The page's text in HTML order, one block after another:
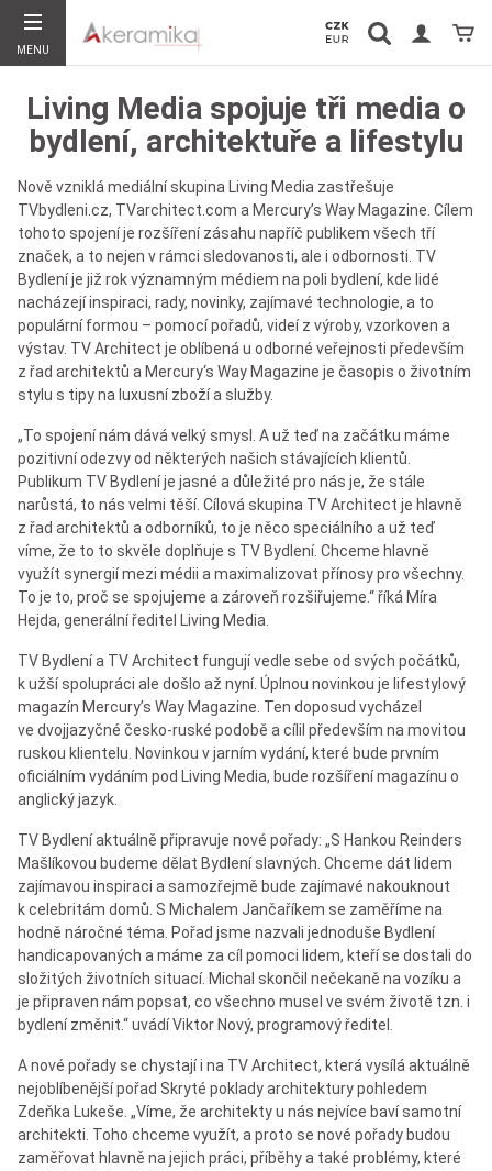
MENU
Vyhledávání Košík
Living Media spojuje tři media o
bydlení, architektuře a lifestylu
Nově vzniklá mediální skupina Living Media zastřešuje
TVbydleni.cz, TVarchitect.com a Mercury’s Way Magazine. Cílem
tohoto spojení je rozšíření zásahu napříč publikem všech tří
značek, a to nejen v rámci sledovanosti, ale i odbornosti. TV
Bydlení je již rok významným médiem na poli bydlení, kde lidé
nacházejí inspiraci, rady, novinky, zajímavé technologie, a to
populární formou – pomocí pořadů, videí z výroby, vzorkoven a
výstav. TV Architect je oblíbená u odborné veřejnosti především
z řad architektů a Mercury‘s Way Magazine je časopis o životním
stylu s tipy na luxusní zboží a služby.
„To spojení nám dává velký smysl. A už teď na začátku máme
pozitivní odezvy od některých našich stávajících klientů.
Publikum TV Bydlení je jasné a důležité pro nás je, že stále
narůstá, to nás velmi těší. Cílová skupina TV Architect je hlavně
z řad architektů a odborníků, to je něco speciálního a už teď
víme, že to to skvěle doplňuje s TV Bydlení. Chceme hlavně
využít synergií mezi médii a maximalizovat přínosy pro všechny.
To je to, proč se spojujeme a zároveň rozšiřujeme.“ říká Míra
Hejda, generální ředitel Living Media.
TV Bydlení a TV Architect fungují vedle sebe od svých počátků,
k užší spolupráci ale došlo až nyní. Úplnou novinkou je lifestylový
magazín Mercury’s Way Magazine. Ten doposud vycházel
ve dvojjazyčné česko-ruské podobě a cílil především na movitou
ruskou klientelu. Novinkou v jarním vydání, které bude prvním
oficiálním vydáním pod Living Media, bude rozšíření magazínu o
anglický jazyk.
TV Bydlení aktuálně připravuje nové pořady: „S Hankou Reinders
Mašlíkovou budeme dělat Bydlení slavných. Chceme dát lidem
zajímavou inspiraci a samozřejmě bude zajímavé nakouknout
k celebritám domů. S Michalem Jančaříkem se zaměříme na
hodně náročné téma. Pořad jsme nazvali jednoduše Bydlení
handicapovaných a máme za cíl pomoci lidem, kteří se dostali do
složitých životních situací. Michal skončil nečekaně na vozíku a
je připraven nám popsat, co všechno musel ve svém životě tzn. i
bydlení změnit.“ uvádí Viktor Nový, programový ředitel.
A nové pořady se chystají i na TV Architect, která vysílá aktuálně
nejoblíbenější pořad Skryté poklady architektury pohledem
Zdeňka Lukeše. „Víme, že architekty u nás nejvíce baví samotní
architekti. Toho chceme využít, a proto se nové pořady budou
zaměřovat hlavně na jejich práci, příběhy a také problémy, které